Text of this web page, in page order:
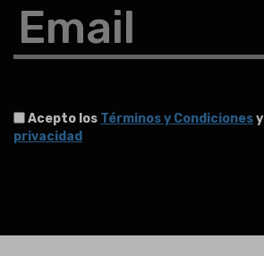
Email
Acepto los Términos y Condicionesy
privacidad